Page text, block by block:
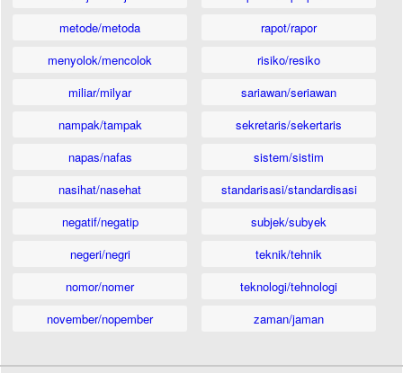
metode/metoda
menyolok/mencolok
miliar/milyar
nampak/tampak
napas/nafas
nasihat/nasehat
negatif/negatip
negeri/negri
nomor/nomer
november/nopember
rapot/rapor
risiko/resiko
sariawan/seriawan
sekretaris/sekertaris
sistem/sistim
standarisasi/standardisasi
subjek/subyek
teknik/tehnik
teknologi/tehnologi
zaman/jaman